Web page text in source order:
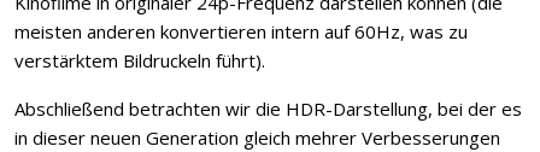
meisten anderen konvertieren intern auf 60Hz, was zu
verstärktem Bildruckeln führt).
Abschließend betrachten wir die HDR-Darstellung, bei der es
in dieser neuen Generation gleich mehrer Verbesserungen